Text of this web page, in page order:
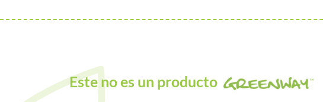
Este no es un producto